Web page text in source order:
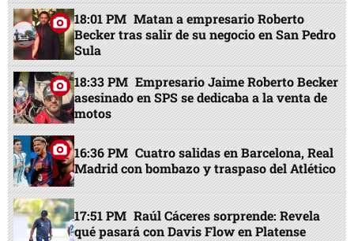
18:01 PM Matan a empresario Roberto
Becker tras salir de su negocio en San Pedro
Sula
18:33 PM Empresario Jaime Roberto Becker
asesinado en SPS se dedicaba a la venta de
motos
16:36 PM Cuatro salidas en Barcelona, Real
Madrid con bombazo y traspaso del Atlético
17:51 PM Raúl Cáceres sorprende: Revela
qué pasará con Davis Flow en Platense